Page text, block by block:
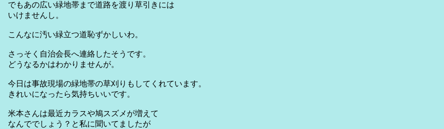
でもあの広い緑地帯まで道路を渡り草引きには
いけませんし。
こんなに汚い緑立つ道恥ずかしいわ。
さっそく自治会長へ連絡したそうです。
どうなるかはわかりませんが。
今日は事故現場の緑地帯の草刈りもしてくれています。
きれいになったら気持ちいいです。
米本さんは最近カラスや鳩スズメが増えて
なんででしょう？と私に聞いてましたが